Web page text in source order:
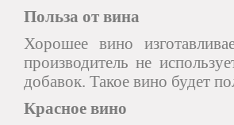
Польза от вина
Хорошее вино
производитель не
добавок. Такое вино будет
Красное вино